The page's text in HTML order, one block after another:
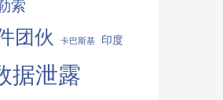
索
团伙 卡巴斯基 印度
据泄露